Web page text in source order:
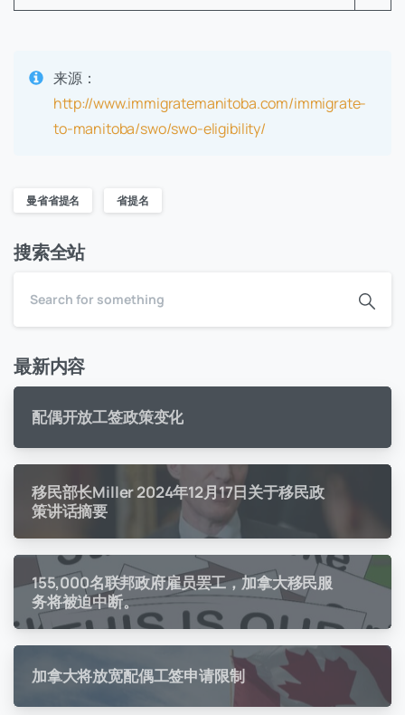
来源：
http://www.immigratemanitoba.com/immigrate-
to-manitoba/swo/swo-eligibility/
曼省省提名 省提名
搜索全站
最新内容
配偶开放工签政策变化
移民部长Miller 2024年12月17日关于移民政
策讲话摘要
155,000名联邦政府雇员罢工，加拿大移民服
务将被迫中断。
加拿大将放宽配偶工签申请限制